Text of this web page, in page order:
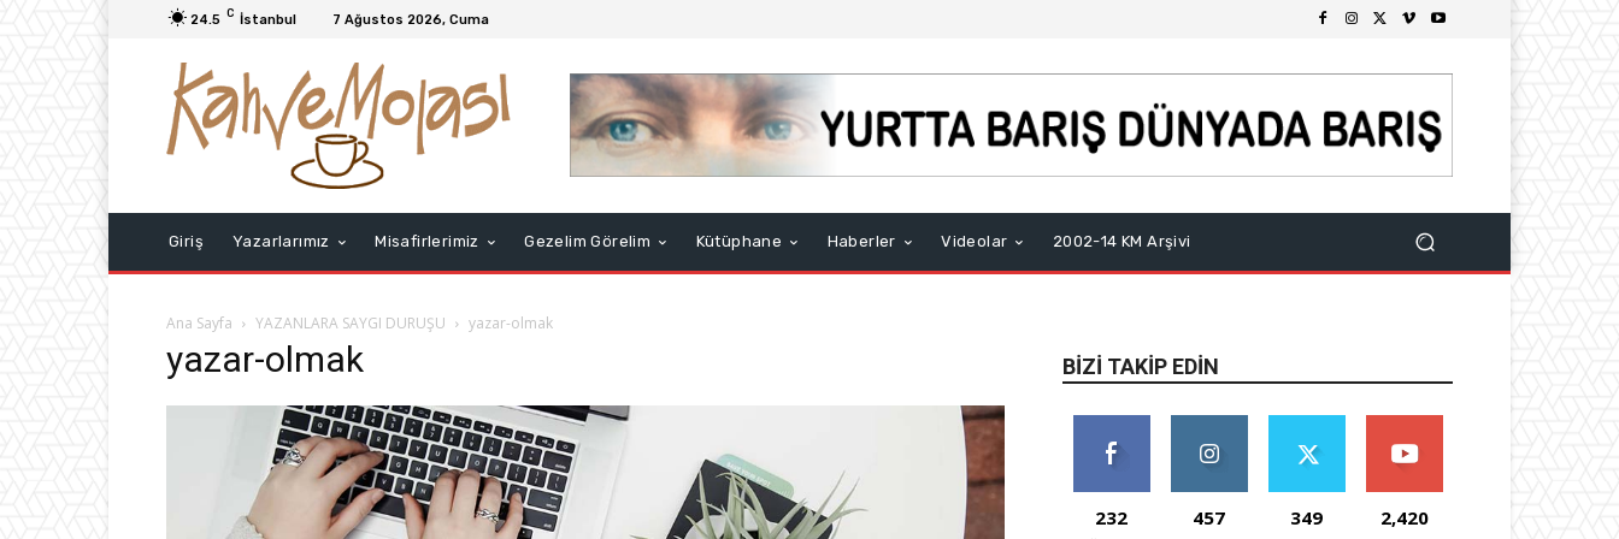
24.5 C İstanbul 7 Ağustos 2026, Cuma
Giriş Yazarlarımız Misafirlerimiz Gezelim Görelim Kütüphane Haberler Videolar 2002-14 KM Arşivi
Ana Sayfa YAZANLARA SAYGI DURUŞU yazar-olmak
yazar-olmak BIZI TAKIP EDIN
232 457 349 2,420